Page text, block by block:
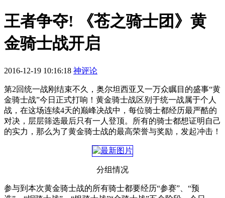
王者争夺! 《苍之骑士团》黄
金骑士战开启
2016-12-19 10:16:18 神评论
第2回统一战刚结束不久，奥尔坦西亚又一万众瞩目的盛事“黄
金骑士战”今日正式打响！黄金骑士战区别于统一战属于个人
战，在这场连续4天的巅峰决战中，每位骑士都经历最严酷的
对决，层层筛选最后只有一人登顶。所有的骑士都想证明自己
的实力，那么为了黄金骑士战的最高荣誉与奖励，发起冲击！
分组情况
参与到本次黄金骑士战的所有骑士都要经历“参赛”、“预